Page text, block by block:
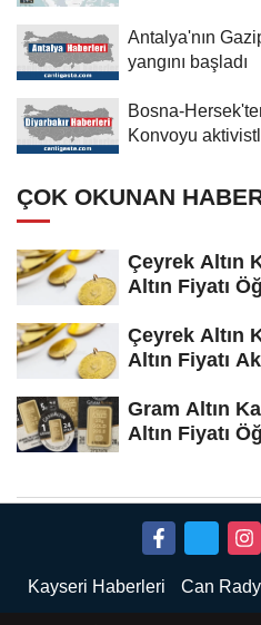
Antalya'nın
yangını başladı
Bosna-
Konvoyu
ÇOK OKUNAN
Çeyrek Altın
Altın Fiyatı
Çeyrek Altın
Altın Fiyatı
Gram Altın
Altın Fiyatı
Kayseri Haberleri Can